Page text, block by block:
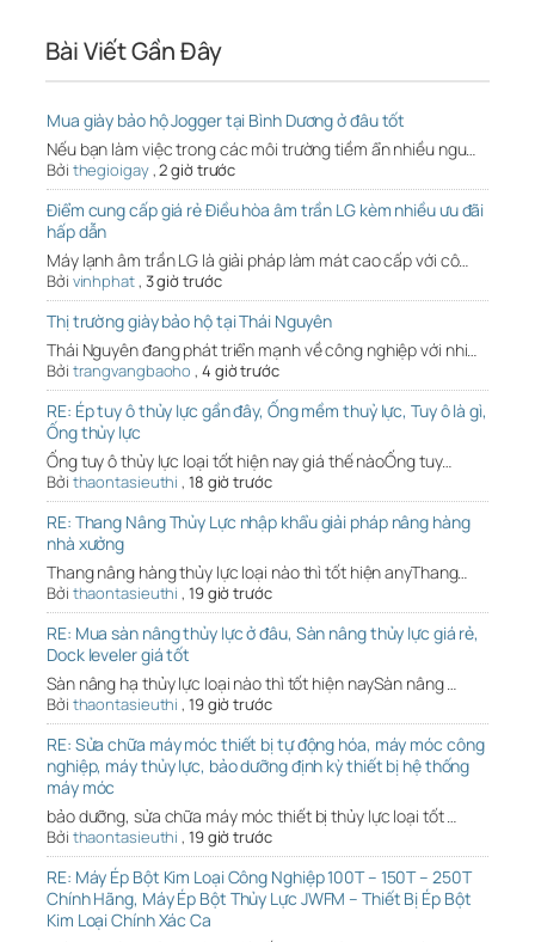
Bài Viết Gần Đây
Mua giày bảo hộ Jogger tại Bình Dương ở đâu tốt
Nếu bạn làm việc trong các môi trường tiềm ẩn nhiều ngu…
Bởi thegioigay,2 giờ trước
Điểm cung cấp giá rẻ Điều hòa âm trần LG kèm nhiều ưu đãi
hấp dẫn
Máy lạnh âm trần LG là giải pháp làm mát cao cấp với cô…
Bởi vinhphat, 3 giờ trước
Thị trường giày bảo hộ tại Thái Nguyên
Thái Nguyên đang phát triển mạnh về công nghiệp với nhi…
Bởi trangvangbaoho , 4 giờ trước
RE: Ép tuy ô thủy lực gần đây, Ống mềm thuỷ lực, Tuy ô là gì,
Ống thủy lực
Ống tuy ô thủy lực loại tốt hiện nay giá thế nàoỐng tuy…
Bởi thaontasieuthi , 18 giờ trước
RE: Thang Nâng Thủy Lực nhập khẩu giải pháp nâng hàng
nhà xưởng
Thang nâng hàng thủy lực loại nào thì tốt hiện anyThang…
Bởi thaontasieuthi , 19 giờ trước
RE: Mua sàn nâng thủy lực ở đâu, Sàn nâng thủy lực giá rẻ,
Dock leveler giá tốt
Sàn nâng hạ thủy lực loại nào thì tốt hiện naySàn nâng …
Bởi thaontasieuthi , 19 giờ trước
RE: Sửa chữa máy móc thiết bị tự động hóa, máy móc công
nghiệp, máy thủy lực, bảo dưỡng định kỳ thiết bị hệ thống
máy móc
bảo dưỡng, sửa chữa máy móc thiết bị thủy lực loại tốt …
Bởi thaontasieuthi , 19 giờ trước
RE: Máy Ép Bột Kim Loại Công Nghiệp 100T – 150T – 250T
Chính Hãng, Máy Ép Bột Thủy Lực JWFM – Thiết Bị Ép Bột
Kim Loại Chính Xác Ca